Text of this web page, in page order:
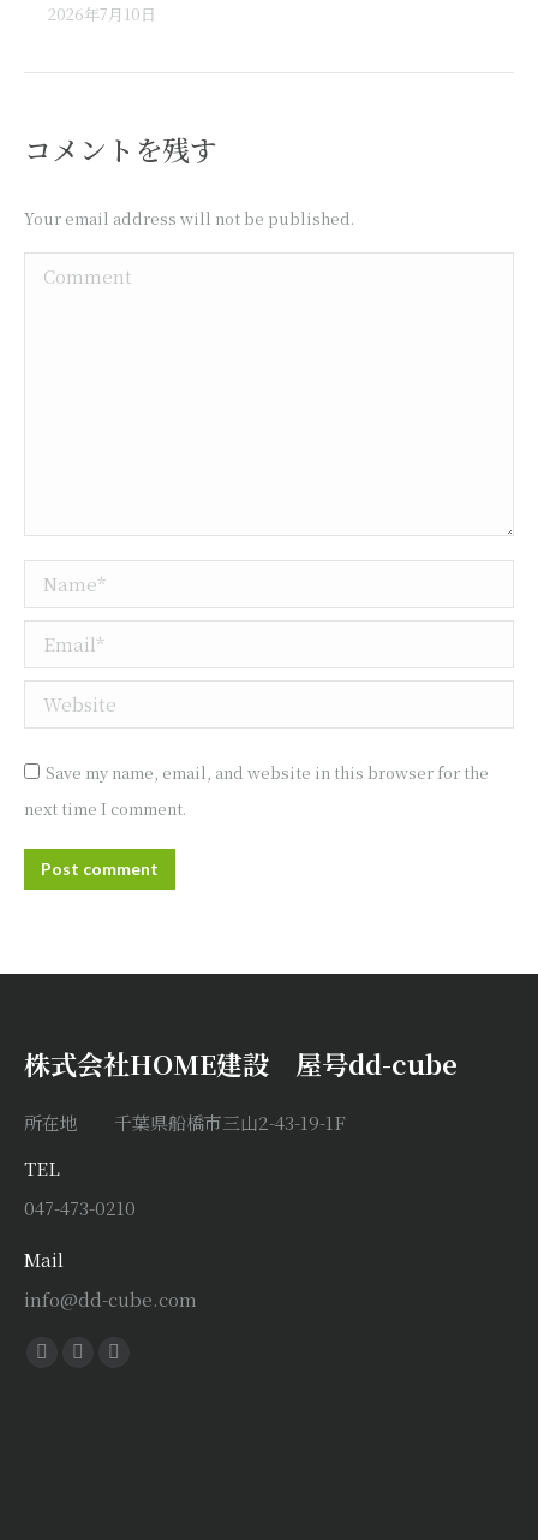
2026年7月10日
コメントを残す
Your email address will not be published.
Comment
Name *
Email *
Website
Save my name, email, and website in this browser for the
next time I comment.
Post comment
株式会社HOME建設 屋号dd-cube
所在地 千葉県船橋市三山2-43-19-1F
TEL
047-473-0210
Mail
info@dd-cube.com
Find us on:
Facebook
X
Instagram